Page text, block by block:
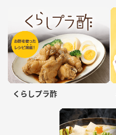
くらしプラ酢